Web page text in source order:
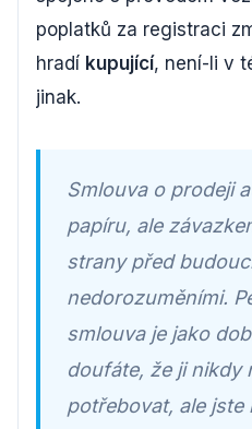
poplatků za registraci
hradí kupující, není-li v
jinak.
Smlouva o prodeji
papíru, ale
strany před
nedorozuměními.
smlouva je jako
doufáte, že ji nikdy
potřebovat, ale jste